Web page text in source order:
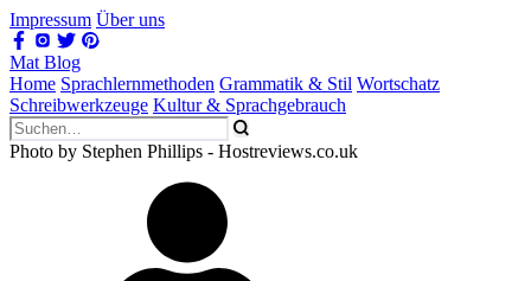
Impressum Über uns
Mat Blog
Home Sprachlernmethoden Grammatik & Stil Wortschatz
Schreibwerkzeuge Kultur & Sprachgebrauch
Photo by Stephen Phillips - Hostreviews.co.uk